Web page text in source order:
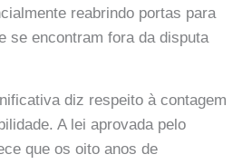
reabrindo portas para
se encontram fora da disputa
diz respeito à contagem
A lei aprovada pelo
que os oito anos de